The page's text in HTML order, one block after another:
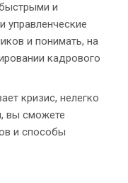
и
управленческие
и понимать, на
кадрового
кризис, нелегко
вы сможете
и способы